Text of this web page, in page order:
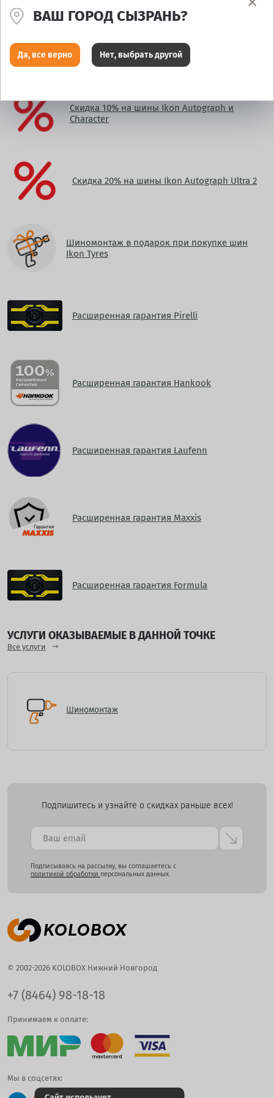
АКЦИИ, ДЕЙСТВУЮЩИЕ В ДАННОМ МАГАЗИНЕ:
Скидка 10% на шины Ikon Autograph и
Character
Скидка 20% на шины Ikon Autograph Ultra 2
Шиномонтаж в подарок при покупке шин
Ikon Tyres
Расширенная гарантия Pirelli
Расширенная гарантия Hankook
Расширенная гарантия Laufenn
Расширенная гарантия Maxxis
Расширенная гарантия Formula
УСЛУГИ ОКАЗЫВАЕМЫЕ В ДАННОЙ ТОЧКЕ
Все услуги
Шиномонтаж
Подпишитесь и узнайте о скидках раньше всех!
Подписываясь на рассылку, вы соглашаетесь с
политикой обработки персональных данных
© 2002-2026 KOLOBOX Нижний Новгород
+7 (8464) 98-18-18
Принимаем к оплате:
Мы в соцсетях:
ВАШ ГОРОД СЫЗРАНЬ?
Да, все верно Нет, выбрать другой